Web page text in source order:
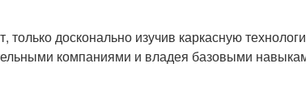
только досконально изучив каркасную
компаниями и владея базовыми